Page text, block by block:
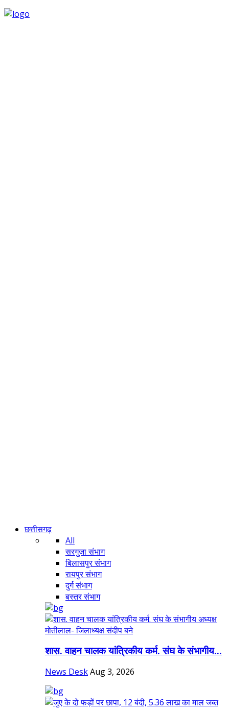
छत्तीसगढ़
All
सरगुजा संभाग
बिलासपुर संभाग
रायपुर संभाग
दुर्ग संभाग
बस्तर संभाग
शास. वाहन चालक यांत्रिकीय कर्म. संघ के संभागीय...
News DeskAug 3, 2026